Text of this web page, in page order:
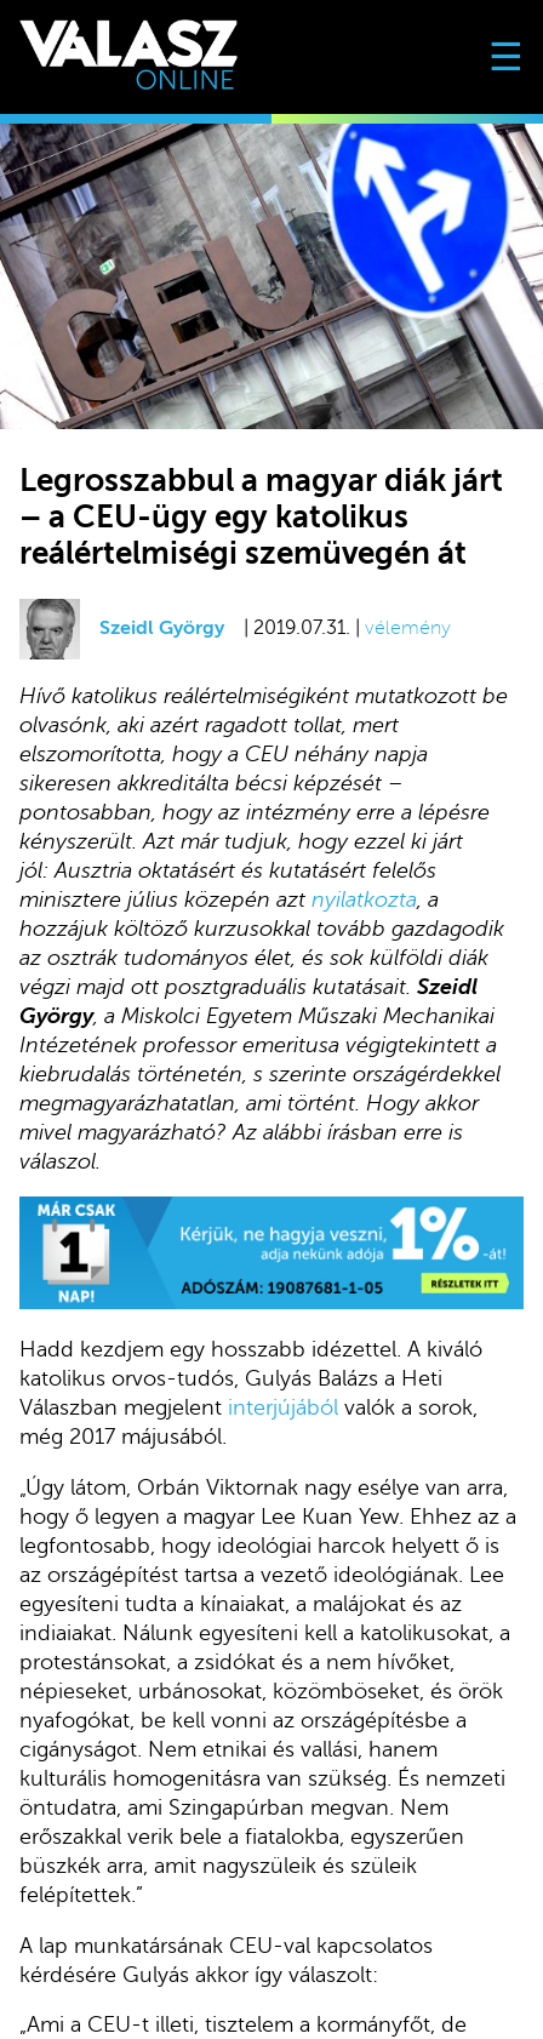
☰
Legrosszabbul a magyar diák járt
– a CEU-ügy egy katolikus
reálértelmiségi szemüvegén át
Szeidl György | 2019.07.31. | vélemény
Hívő katolikus reálértelmiségiként mutatkozott be
olvasónk, aki azért ragadott tollat, mert
elszomorította, hogy a CEU néhány napja
sikeresen akkreditálta bécsi képzését –
pontosabban, hogy az intézmény erre a lépésre
kényszerült. Azt már tudjuk, hogy ezzel ki járt
jól: Ausztria oktatásért és kutatásért felelős
minisztere július közepén azt nyilatkozta , a
hozzájuk költöző kurzusokkal tovább gazdagodik
az osztrák tudományos élet, és sok külföldi diák
végzi majd ott posztgraduális kutatásait. Szeidl
György, a Miskolci Egyetem Műszaki Mechanikai
Intézetének professor emeritusa végigtekintett a
kiebrudalás történetén, s szerinte országérdekkel
megmagyarázhatatlan, ami történt. Hogy akkor
mivel magyarázható? Az alábbi írásban erre is
válaszol.
Hadd kezdjem egy hosszabb idézettel. A kiváló
katolikus orvos-tudós, Gulyás Balázs a Heti
Válaszban megjelent interjújából valók a sorok,
még 2017 májusából.
„Úgy látom, Orbán Viktornak nagy esélye van arra,
hogy ő legyen a magyar Lee Kuan Yew. Ehhez az a
legfontosabb, hogy ideológiai harcok helyett ő is
az országépítést tartsa a vezető ideológiának. Lee
egyesíteni tudta a kínaiakat, a malájokat és az
indiaiakat. Nálunk egyesíteni kell a katolikusokat, a
protestánsokat, a zsidókat és a nem hívőket,
népieseket, urbánosokat, közömböseket, és örök
nyafogókat, be kell vonni az országépítésbe a
cigányságot. Nem etnikai és vallási, hanem
kulturális homogenitásra van szükség. És nemzeti
öntudatra, ami Szingapúrban megvan. Nem
erőszakkal verik bele a fiatalokba, egyszerűen
büszkék arra, amit nagyszüleik és szüleik
felépítettek.”
A lap munkatársának CEU-val kapcsolatos
kérdésére Gulyás akkor így válaszolt:
„Ami a CEU-t illeti, tisztelem a kormányfőt, de